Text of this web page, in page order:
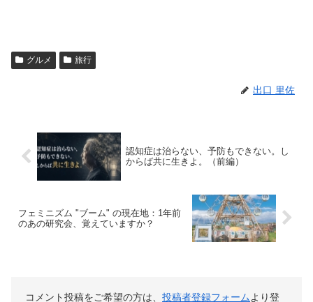
グルメ 旅行
出口 里佐
認知症は治らない、予防もできない。し
からば共に生きよ。（前編）
フェミニズム "ブーム" の現在地：1年前
のあの研究会、覚えていますか？
コメント投稿をご希望の方は、 投稿者登録フォーム より登